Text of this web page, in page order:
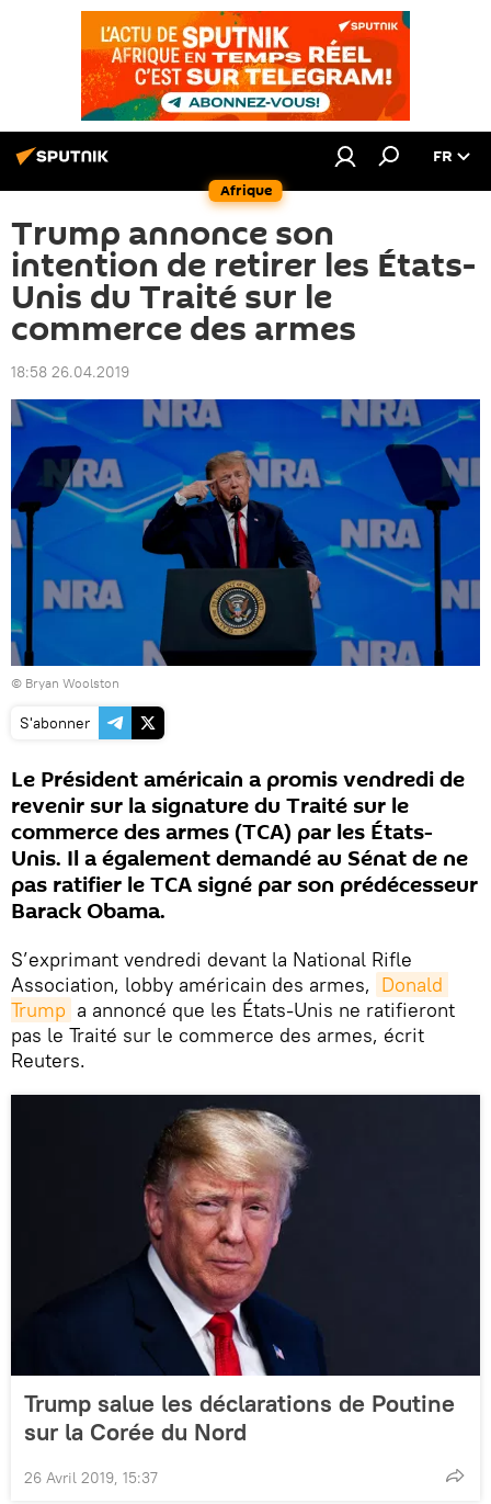
Afrique
FR
Trump annonce son
intention de retirer les États-
Unis du Traité sur le
commerce des armes
18:58 26.04.2019
© Bryan Woolston
S'abonner
Le Président américain a promis vendredi de
revenir sur la signature du Traité sur le
commerce des armes (TCA) par les États-
Unis. Il a également demandé au Sénat de ne
pas ratifier le TCA signé par son prédécesseur
Barack Obama.
S’exprimant vendredi devant la National Rifle
Association, lobby américain des armes, Donald
Trump a annoncé que les États-Unis ne ratifieront
pas le Traité sur le commerce des armes, écrit
Reuters.
Trump salue les déclarations de Poutine
sur la Corée du Nord
26 Avril 2019, 15:37